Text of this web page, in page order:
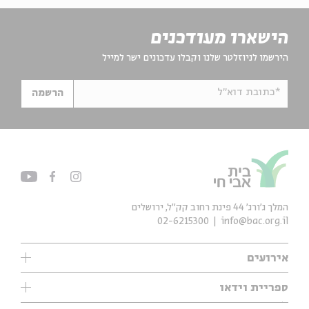
הישארו מעודכנים
הירשמו לניוזלטר שלנו וקבלו עדכונים ישר למייל
*כתובת דוא"ל הרשמה
אירועים
עיון
אנגלית
ספריית וידאו
ילדים
המלך ג'ורג' 44 פינת רחוב קק״ל, ירושלים
info@bac.org.il
02-6215300